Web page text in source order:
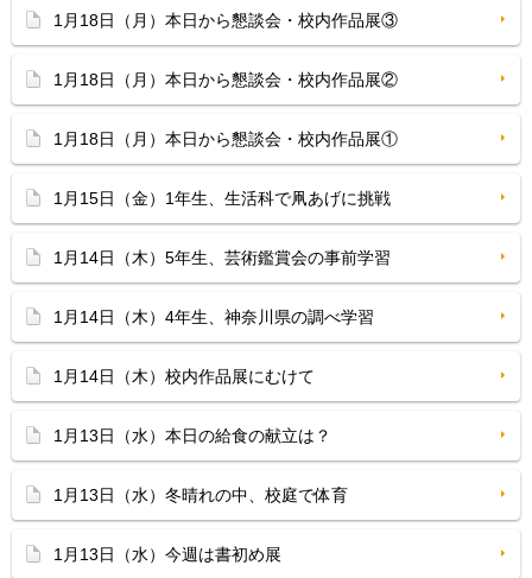
1月18日（月）本日から懇談会・校内作品展③
1月18日（月）本日から懇談会・校内作品展②
1月18日（月）本日から懇談会・校内作品展①
1月15日（金）1年生、生活科で凧あげに挑戦
1月14日（木）5年生、芸術鑑賞会の事前学習
1月14日（木）4年生、神奈川県の調べ学習
1月14日（木）校内作品展にむけて
1月13日（水）本日の給食の献立は？
1月13日（水）冬晴れの中、校庭で体育
1月13日（水）今週は書初め展